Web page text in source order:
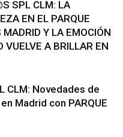
SPL CLM: LA
EN EL PARQUE
Y LA EMOCIÓN
VUELVE A BRILLAR EN
CLM: Novedades de
Madrid con PARQUE